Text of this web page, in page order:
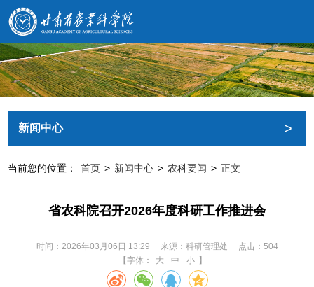
新闻中心 >
当前您的位置： 首页 > 新闻中心 > 农科要闻 > 正文
省农科院召开2026年度科研工作推进会
时间：2026年03月06日 13:29 来源：科研管理处 点击： 504
【字体：
大 中 小 】